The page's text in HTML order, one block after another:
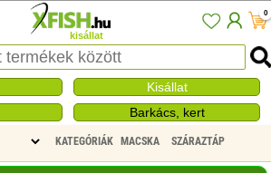
kisállat
0
Kisállat
Barkács, kert
KATEGÓRIÁK MACSKA SZÁRAZTÁP